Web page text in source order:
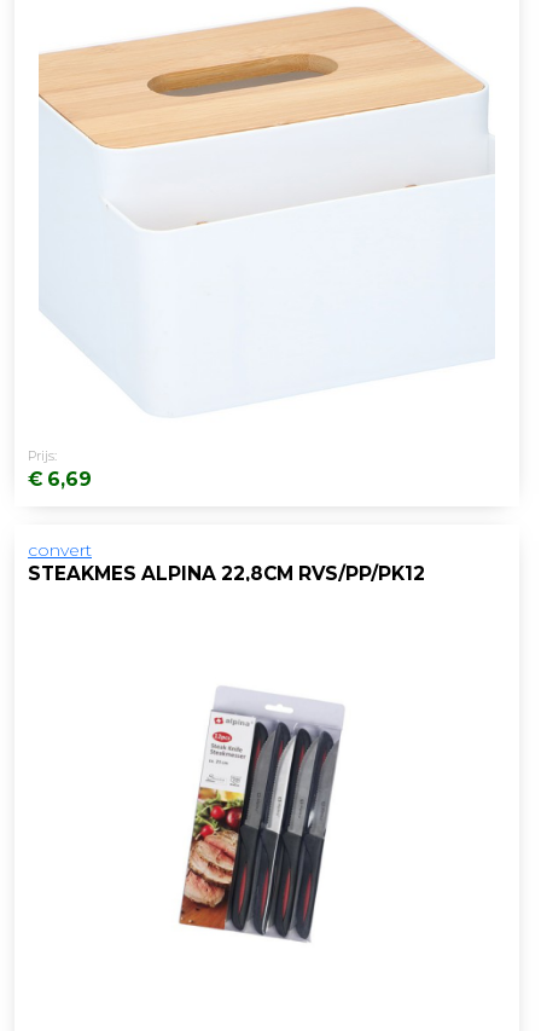
Prijs:
€ 6,69
convert
STEAKMES ALPINA 22,8CM RVS/PP/PK12